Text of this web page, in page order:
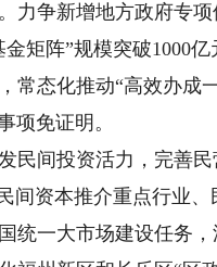
力争新增地方政府专
矩阵”规模突破1000亿
态化推动“高效办成一
项免证明。
间投资活力，完善民
间资本推介重点行业、
一大市场建设任务，